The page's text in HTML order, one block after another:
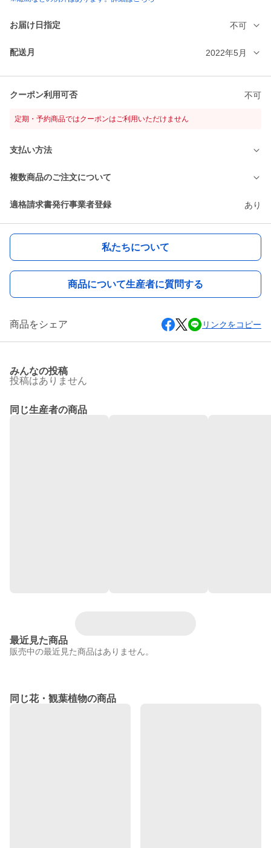
お届け日指定 不可
配送月 2022年5月
クーポン利用可否 不可
定期・予約商品ではクーポンはご利用いただけません
支払い方法
複数商品のご注文について
適格請求書発行事業者登録 あり
私たちについて
商品について生産者に質問する
商品をシェア リンクをコピー
みんなの投稿
投稿はありません
同じ生産者の商品
最近見た商品
販売中の最近見た商品はありません。
同じ花・観葉植物の商品